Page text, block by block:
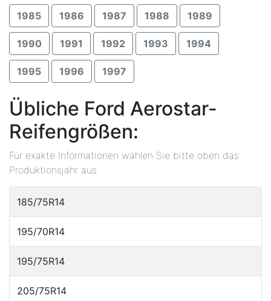
1985 1986 1987 1988 1989
1990 1991 1992 1993 1994
1995 1996 1997
Übliche Ford Aerostar-
Reifengrößen:
Für exakte Informationen wählen Sie bitte oben das
Produktionsjahr aus
185/75R14
195/70R14
195/75R14
205/75R14